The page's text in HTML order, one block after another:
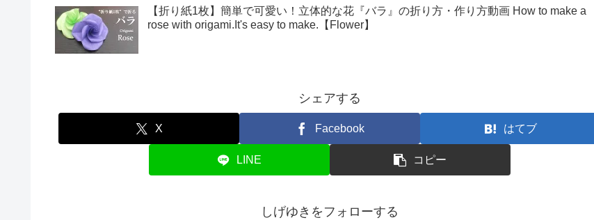
【折り紙1枚】簡単で可愛い！立体的な花『バラ』の折り方・作り方動画 How to make a
rose with origami.It's easy to make.【Flower】
シェアする
X Facebook はてブ
LINE コピー
しげゆきをフォローする